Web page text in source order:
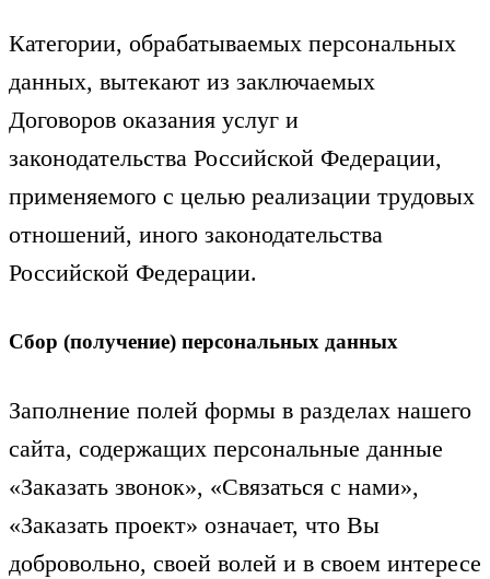
Категории, обрабатываемых персональных
данных, вытекают из заключаемых
Договоров оказания услуг и
законодательства Российской Федерации,
применяемого с целью реализации трудовых
отношений, иного законодательства
Российской Федерации.
Сбор (получение) персональных данных
Заполнение полей формы в разделах нашего
сайта, содержащих персональные данные
«Заказать звонок», «Связаться с нами»,
«Заказать проект» означает, что Вы
добровольно, своей волей и в своем интересе